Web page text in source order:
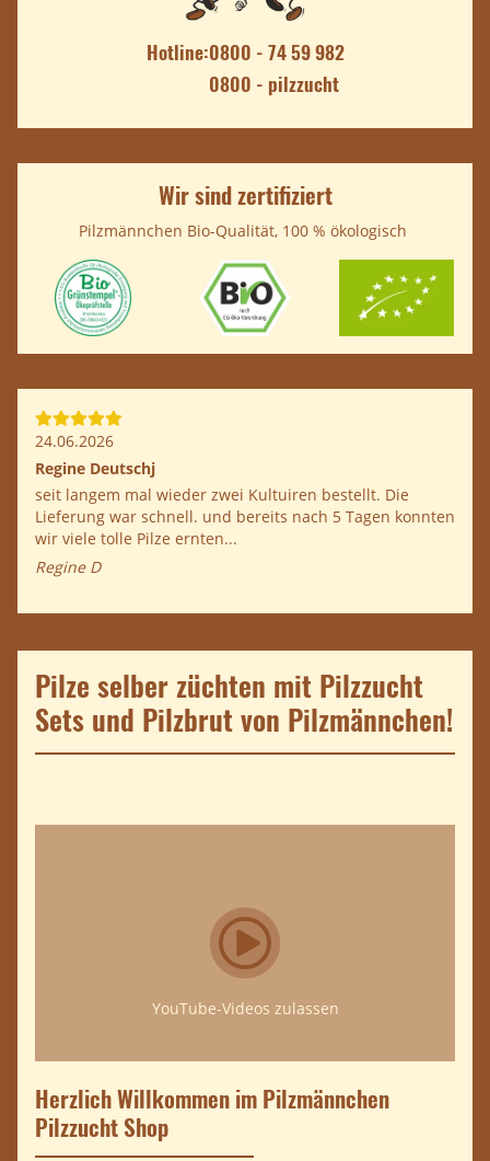
Hotline:0800 - 74 59 982
0800 - pilzzucht
Wir sind zertifiziert
Pilzmännchen Bio-Qualität, 100 % ökologisch
24.06.2026
Regine Deutschj
seit langem mal wieder zwei Kultuiren bestellt. Die
Lieferung war schnell. und bereits nach 5 Tagen konnten
wir viele tolle Pilze ernten...
Regine D
Pilze selber züchten mit Pilzzucht
Sets und Pilzbrut von Pilzmännchen!
YouTube-Videos zulassen
Herzlich Willkommen im Pilzmännchen
Pilzzucht Shop